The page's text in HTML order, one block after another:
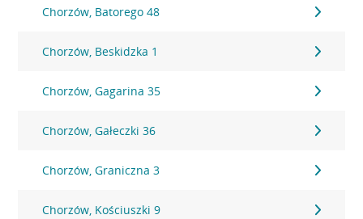
Chorzów, Batorego 48
Chorzów, Beskidzka 1
Chorzów, Gagarina 35
Chorzów, Gałeczki 36
Chorzów, Graniczna 3
Chorzów, Kościuszki 9